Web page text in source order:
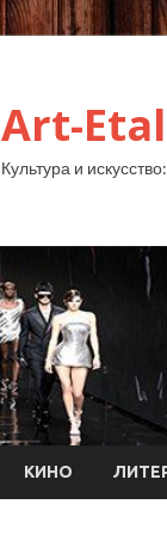
Art-
Культура и
КИНО